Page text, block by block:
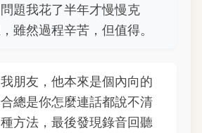
題我花了半年才慢慢克
雖然過程辛苦，但值得。
朋友，他本來是個內向的
總是你怎麼連話都說不清
方法，最後發現錄音回聽